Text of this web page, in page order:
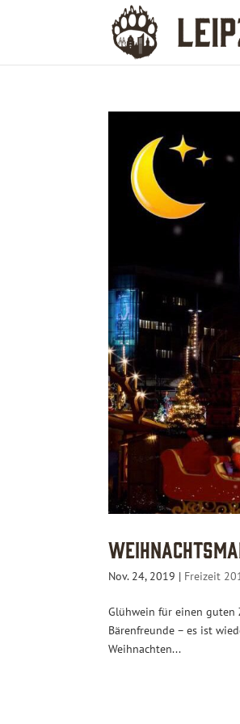
Nov. 24, 2019 | Freizeit
Glühwein für einen guten
Bärenfreunde – es ist
Weihnachten...